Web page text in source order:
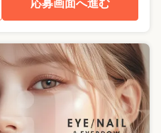
応募画面へ進む